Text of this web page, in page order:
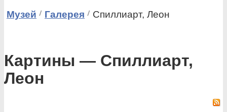
Музей Галерея Спиллиарт, Леон
Картины — Спиллиарт,
Леон